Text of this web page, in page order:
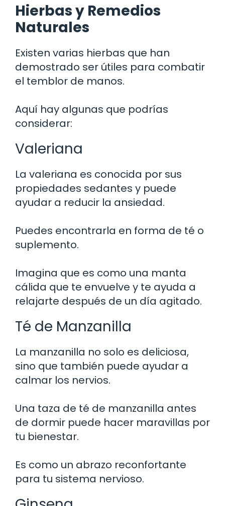
Hierbas y Remedios
Naturales
Existen varias hierbas que han
demostrado ser útiles para combatir
el temblor de manos.
Aquí hay algunas que podrías
considerar:
Valeriana
La valeriana es conocida por sus
propiedades sedantes y puede
ayudar a reducir la ansiedad.
Puedes encontrarla en forma de té o
suplemento.
Imagina que es como una manta
cálida que te envuelve y te ayuda a
relajarte después de un día agitado.
Té de Manzanilla
La manzanilla no solo es deliciosa,
sino que también puede ayudar a
calmar los nervios.
Una taza de té de manzanilla antes
de dormir puede hacer maravillas por
tu bienestar.
Es como un abrazo reconfortante
para tu sistema nervioso.